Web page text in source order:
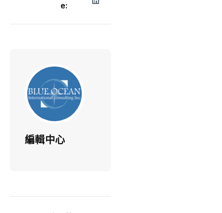
e:
編輯中心